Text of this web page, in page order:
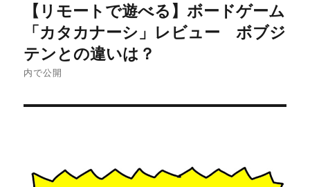
稿
ナ
ビ
ゲ
シ
【リモートで遊べる】ボードゲーム
「カタカナーシ」レビュー ボブジ
テンとの違いは？
内で公開